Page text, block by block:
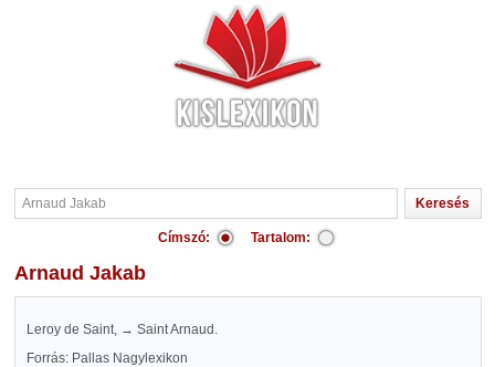
Címszó: Tartalom:
Arnaud Jakab
Leroy de Saint, → Saint Arnaud.
Forrás: Pallas Nagylexikon